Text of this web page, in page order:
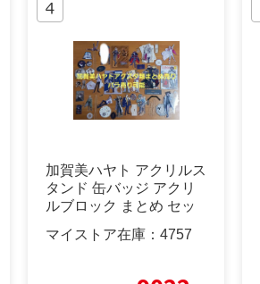
加賀美ハヤト アクリルス
タンド 缶バッジ アクリ
ルブロック まとめ セッ
マイストア在庫： 4757